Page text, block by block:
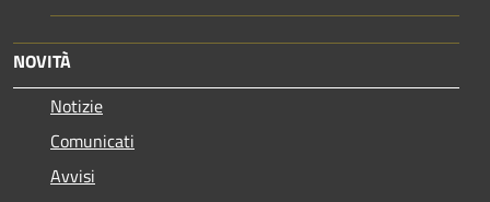
NOVITÀ
Notizie
Comunicati
Avvisi